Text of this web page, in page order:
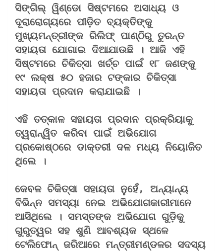
ସିଙ୍ଗିଲ୍ ୱିଣ୍ଡୋ ସିଷ୍ଟମରେ ଅସାଧ୍ୟ ଓ
ଦୂରାରୋଗ୍ୟରେ ପୀଡ଼ିତ ବ୍ୟକ୍ତିଙ୍କୁ
ମୁଖ୍ୟମନ୍ତ୍ରୀଙ୍କ ରିଲିଫ୍ ପାଣ୍ଠିରୁ ତୁରନ୍ତ
ସହାୟତା ଯୋଗାଇ ଦିଆଯାଉଛି । ଆଜି ଏହି
ସିଷ୍ଟମରେ ଚିକିତ୍ସା ଖର୍ଚ୍ଚ ପାଇଁ ୧୮ ଜଣଙ୍କୁ
୧୯ ଲକ୍ଷ ୫୦ ହଜାର ଟଙ୍କାର ଚିକିତ୍ସା
ସହାୟତା ପ୍ରଦାନ କରାଯାଇଛି ।
ଏହି ତତ୍‌କାଳ ସହାୟତା ପ୍ରଦାନ ପ୍ରକ୍ରିୟାକୁ
ତ୍ୱରାନ୍ୱିତ କରିବା ପାଇଁ ଅଭିଯୋଗ
ପ୍ରକୋଷ୍ଠରେ ଡାକ୍ତରୀ ଦଳ ମଧ୍ୟ ନିୟୋଜିତ
ଥିଲେ ।
କେବଳ ଚିକିତ୍ସା ସହାୟତା ନୁହେଁ, ଅନ୍ୟାନ୍ୟ
ବିଭିନ୍ନ ସମସ୍ୟା ନେଇ ଅଭିଯୋଗକାରୀମାନେ
ଆସିଥିଲେ । ସମସ୍ତଙ୍କ ଅଭିଯୋଗ ଗୁଡ଼ିକୁ
ଗୁରୁତ୍ୱର ସହ ଶୁଣି ଆବଶ୍ୟକ ସ୍ଥଳେ
ଟେଲିଫୋନ୍ ଜରିଆରେ ମନ୍ତ୍ରୀମଣ୍ଡଳର ସଦସ୍ୟ